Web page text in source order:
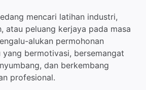
mencari latihan industri,
atau peluang kerjaya pada masa
alukan permohonan
bermotivasi, bersemangat
dan berkembang
profesional.